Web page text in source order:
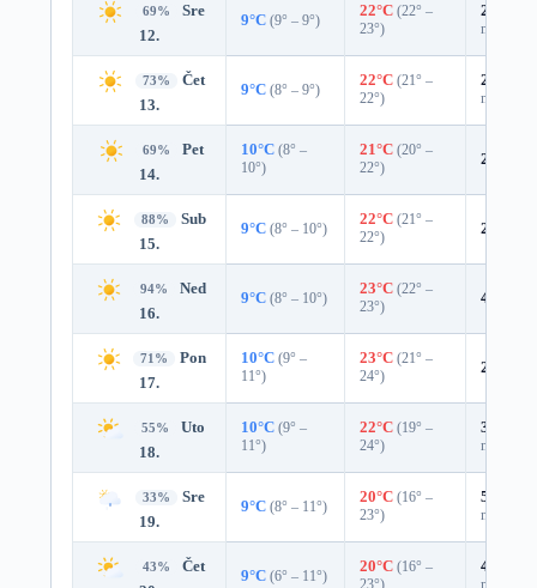
69%
Sre
12.
9°C (9° – 9°)
22°C (22° –
23°)
27%
mm)
73%
Čet
13.
9°C (8° – 9°)
22°C (21° –
22°)
25%
mm)
69%
Pet
14.
10°C (8° –
10°)
21°C (20° –
22°)
24%
88%
Sub
15.
9°C (8° – 10°)
22°C (21° –
22°)
2%
94%
Ned
16.
9°C (8° – 10°)
23°C (22° –
23°)
4%
71%
Pon
17.
10°C (9° –
11°)
23°C (21° –
24°)
24%
55%
Uto
18.
10°C (9° –
11°)
22°C (19° –
24°)
39%
mm)
33%
Sre
19.
9°C (8° – 11°)
20°C (16° –
23°)
59%
mm)
43%
Čet
9°C (6° – 11°)
20°C (16° –
23°)
45%
mm)